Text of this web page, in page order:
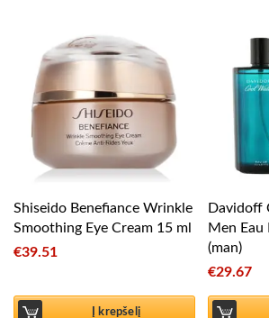
Shiseido Benefiance Wrinkle
Smoothing Eye Cream 15 ml
€39.51
Į krepšelį
Davidoff
Men Eau
(man)
€29.67